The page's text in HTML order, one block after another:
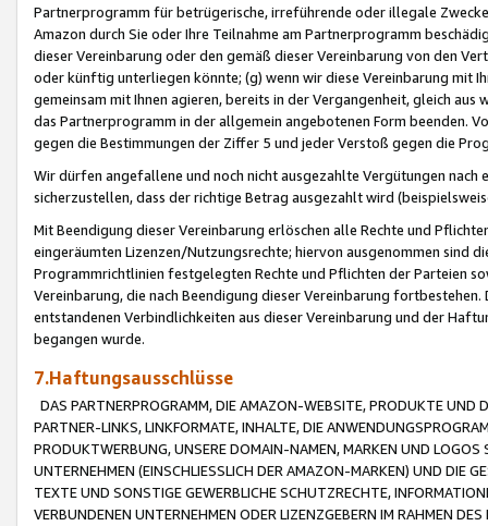
Partnerprogramm für betrügerische, irreführende oder illegale
Amazon durch Sie oder Ihre Teilnahme am Partnerprogramm
dieser Vereinbarung oder den gemäß dieser Vereinbarung von den
oder künftig unterliegen könnte; (g) wenn wir diese Vereinbarung mit
gemeinsam mit Ihnen agieren, bereits in der Vergangenheit, gleich
das Partnerprogramm in der allgemein angebotenen Form beenden.
gegen die Bestimmungen der Ziffer 5 und jeder Verstoß gegen die
Wir dürfen angefallene und noch nicht ausgezahlte Vergütungen
sicherzustellen, dass der richtige Betrag ausgezahlt wird
Mit Beendigung dieser Vereinbarung erlöschen alle Rechte und
eingeräumten Lizenzen/Nutzungsrechte; hiervon ausgenommen sind
Programmrichtlinien festgelegten Rechte und Pflichten der Parteien
Vereinbarung, die nach Beendigung dieser Vereinbarung
entstandenen Verbindlichkeiten aus dieser Vereinbarung und der
begangen wurde.
7.Haftungsausschlüsse
DAS PARTNERPROGRAMM, DIE AMAZON-WEBSITE, PRODUKTE UND
PARTNER-LINKS, LINKFORMATE, INHALTE, DIE
PRODUKTWERBUNG, UNSERE DOMAIN-NAMEN, MARKEN UND
UNTERNEHMEN (EINSCHLIESSLICH DER AMAZON-MARKEN) UND DIE
TEXTE UND SONSTIGE GEWERBLICHE SCHUTZRECHTE,
VERBUNDENEN UNTERNEHMEN ODER LIZENZGEBERN IM RAHMEN